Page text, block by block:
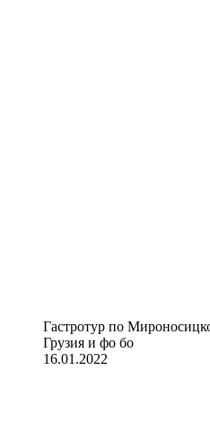
Гастротур по
Грузия и фо бо
16.01.2022